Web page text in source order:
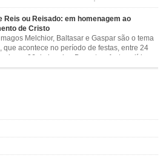
Senhora da Conceição Aparecida (SP)
[…]
Reis ou Reisado: em homenagem ao
de Cristo
Melchior, Baltasar e Gaspar são o tema
que acontece no período de festas, entre 24
e 06 de janeiro. Durante a festa, o líder e
e o canto do grupo, passando pela